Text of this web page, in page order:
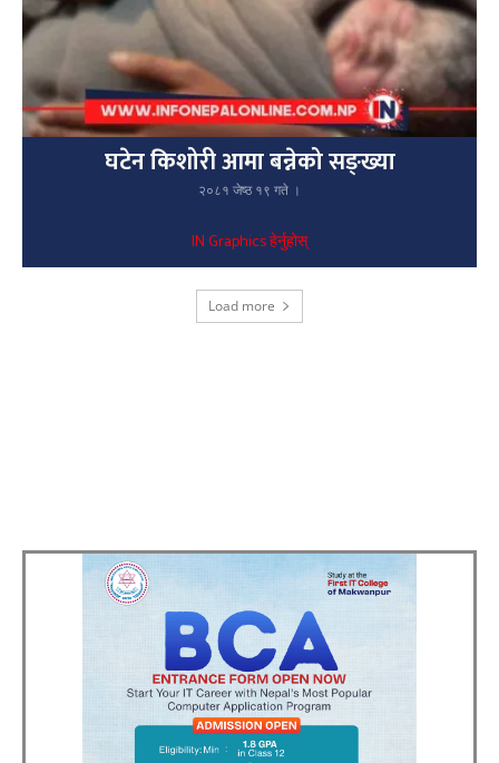
घटेन किशोरी आमा बन्नेको सङ्ख्या
२०८१ जेष्ठ १९ गते ।
IN Graphics हेर्नुहोस्
Load more